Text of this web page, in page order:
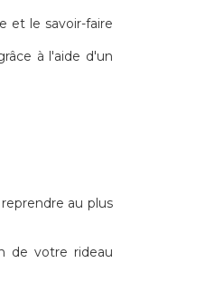
et le savoir-faire
à l'aide d'un
au plus
de votre rideau